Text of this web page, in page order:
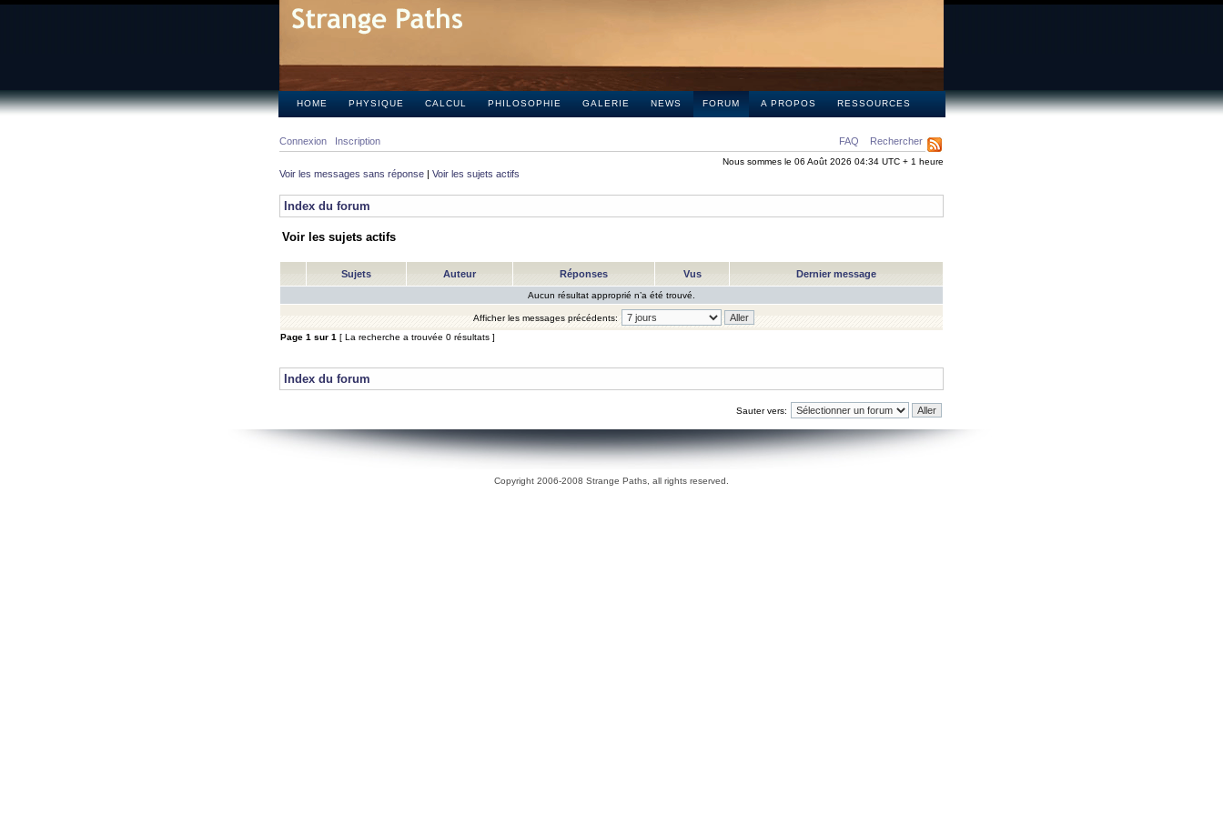
HOME PHYSIQUE CALCUL PHILOSOPHIE GALERIE NEWS FORUM A PROPOS RESSOURCES
FAQ Rechercher
Connexion Inscription
Nous sommes le 06 Août 2026 04:34 UTC + 1 heure
Voir les messages sans réponse | Voir les sujets actifs
Index du forum
Voir les sujets actifs
Sujets Auteur Réponses Vus Dernier message
Aucun résultat approprié n’a été trouvé.
Afficher les messages précédents:
Page 1 sur 1 [ La recherche a trouvée 0 résultats ]
Index du forum
Sauter vers:
Copyright 2006-2008 Strange Paths, all rights reserved.